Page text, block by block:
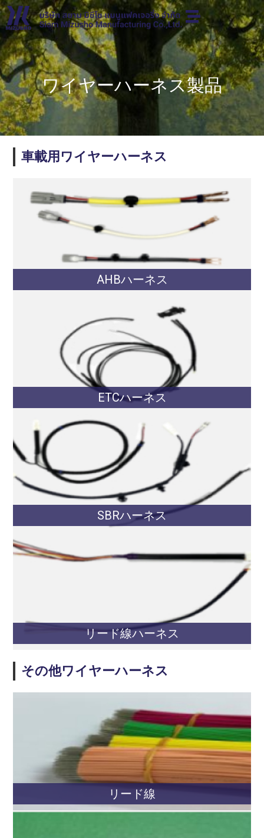
ワイヤーハーネス製品
車載用ワイヤーハーネス
AHBハーネス
ETCハーネス
SBRハーネス
リード線ハーネス
その他ワイヤーハーネス
リード線